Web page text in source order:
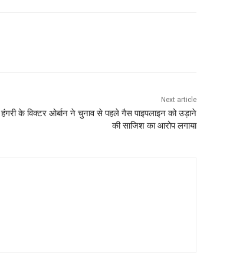
Next article
हंगरी के विक्टर ओर्बान ने चुनाव से पहले गैस पाइपलाइन को उड़ाने
की साजिश का आरोप लगाया